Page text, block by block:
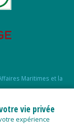
Maritimes et la
vie privée
expérience